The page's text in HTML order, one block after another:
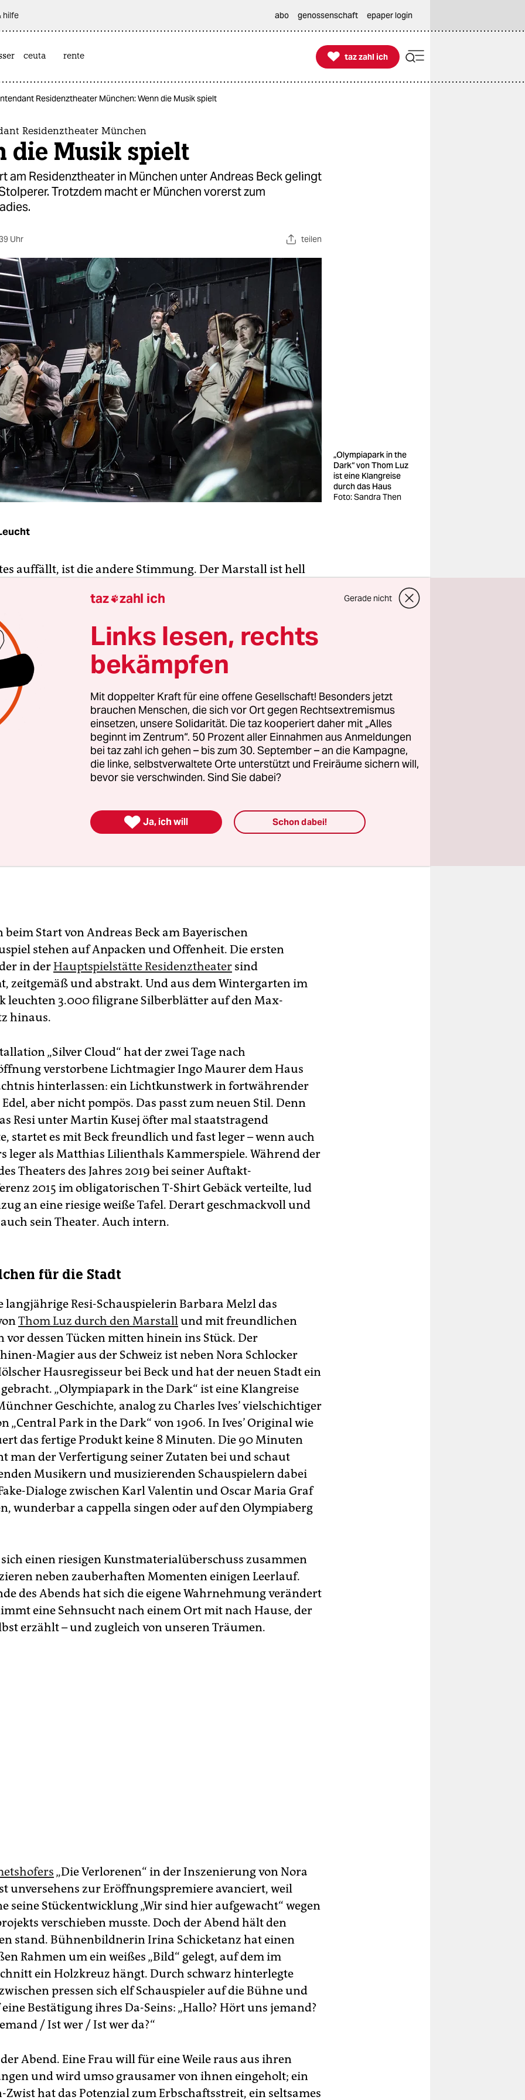
hilfe abo genossenschaft epaper login
ceuta rente 
taz zahl ich
taz zahl ich
Residenztheater München: Wenn die Musik spielt
Residenztheater München
die Musik spielt
am Residenztheater in München unter Andreas Beck gelingt
Trotzdem macht er München vorerst zum
Uhr teilen
„Olympiapark in the
Dark“ von Thom Luz
ist eine Klangreise
durch das Haus
Foto: Sandra Then
auffällt, ist die andere Stimmung. Der Marstall ist hell
ginge. Im Cuvilliéstheater spielen die aus Basel
„Drei Musketiere“ mit den Lachtränen der Zuschauer
des Rokoko-Interieurs. Und im Foyer
sich der neue Intendant persönlich bei denen, die an der
zu lange warten müssen: „Gefahr erkannt, Gefahr
beim Start von Andreas Beck am Bayerischen
stehen auf Anpacken und Offenheit. Die ersten
in derHauptspielstätte Residenztheater sind
zeitgemäß und abstrakt. Und aus dem Wintergarten im
leuchten 3.000 filigrane Silberblätter auf den Max-
hinaus.
„Silver Cloud“ hat der zwei Tage nach
verstorbene Lichtmagier Ingo Maurer dem Haus
hinterlassen: ein Lichtkunstwerk in fortwährender
aber nicht pompös. Das passt zum neuen Stil. Denn
Resi unter Martin Kusej öfter mal staatstragend
startet es mit Beck freundlich und fast leger – wenn auch
leger als Matthias Lilienthals Kammerspiele. Während der
Theaters des Jahres 2019 bei seiner Auftakt-
2015 im obligatorischen T-Shirt Gebäck verteilte, lud
an eine riesige weiße Tafel. Derart geschmackvoll und
sein Theater. Auch intern.
für die Stadt
langjährige Resi-Schauspielerin Barbara Melzl das
Thom Luz durch den Marstallund mit freundlichen
vor dessen Tücken mitten hinein ins Stück. Der
Magier aus der Schweiz ist neben Nora Schlocker
Hausregisseur bei Beck und hat der neuen Stadt ein
„Olympiapark in the Dark“ ist eine Klangreise
Geschichte, analog zu Charles Ives’ vielschichtiger
„Central Park in the Dark“ von 1906. In Ives’ Original wie
das fertige Produkt keine 8 Minuten. Die 90 Minuten
man der Verfertigung seiner Zutaten bei und schaut
Musikern und musizierenden Schauspielern dabei
Dialoge zwischen Karl Valentin und Oscar Maria Graf
wunderbar a cappella singen oder auf den Olympiaberg
sich einen riesigen Kunstmaterialüberschuss zusammen
neben zauberhaften Momenten einigen Leerlauf.
des Abends hat sich die eigene Wahrnehmung verändert
eine Sehnsucht nach einem Ort mit nach Hause, der
erzählt – und zugleich von unseren Träumen.
„Die Verlorenen“ in der Inszenierung von Nora
unversehens zur Eröffnungs­premiere avanciert, weil
seine Stückentwicklung „Wir sind hier aufgewacht“ wegen
verschieben musste. Doch der Abend hält den
stand. Bühnenbildnerin Irina Schicke­tanz hat einen
Rahmen um ein weißes „Bild“ gelegt, auf dem im
ein Holzkreuz hängt. Durch schwarz hinterlegte
pressen sich elf Schauspieler auf die Bühne und
Bestätigung ihres Da-Seins: „Hallo? Hört uns jemand?
/ Ist wer / Ist wer da?“
Abend. Eine Frau will für eine Weile raus aus ihren
und wird umso grausamer von ihnen eingeholt; ein
Zwist hat das Potenzial zum Erbschaftsstreit, ein seltsames
taz zahl ich Gerade nicht
Links lesen, rechts
bekämpfen
Mit doppelter Kraft für eine offene Gesellschaft! Besonders jetzt
brauchen Menschen, die sich vor Ort gegen Rechtsextremismus
einsetzen, unsere Solidarität. Die taz kooperiert daher mit „Alles
beginnt im Zentrum“. 50 Prozent aller Einnahmen aus Anmeldungen
bei taz zahl ich gehen – bis zum 30. September – an die Kampagne,
die linke, selbstverwaltete Orte unterstützt und Freiräume sichern will,
bevor sie verschwinden. Sind Sie dabei?
 Ja, ich will Schon dabei!